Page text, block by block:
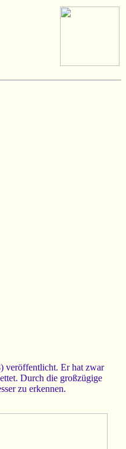
veröffentlicht. Er hat zwar
Durch die großzügige
zu erkennen.